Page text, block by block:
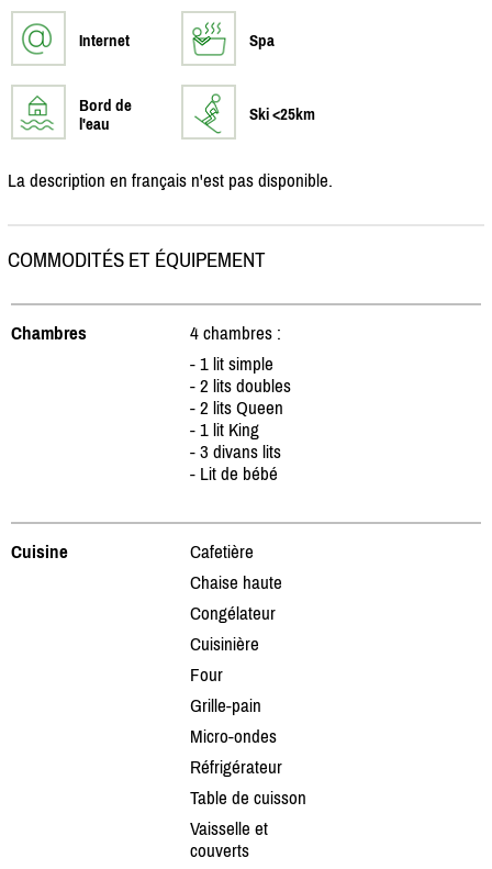
Internet Spa
Bord de
l'eau
Ski <25km
La description en français n'est pas disponible.
COMMODITÉS ET ÉQUIPEMENT
Chambres
4 chambres :
- 1 lit simple
- 2 lits doubles
- 2 lits Queen
- 1 lit King
- 3 divans lits
- Lit de bébé
Cuisine
Cafetière
Chaise haute
Congélateur
Cuisinière
Four
Grille-pain
Micro-ondes
Réfrigérateur
Table de cuisson
Vaisselle et
couverts